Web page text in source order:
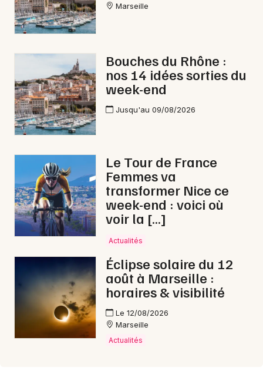
Marseille
Bouches du Rhône :
nos 14 idées sorties du
week-end
Jusqu'au 09/08/2026
Le Tour de France
Femmes va
transformer Nice ce
week-end : voici où
voir la […]
Actualités
Éclipse solaire du 12
août à Marseille :
horaires & visibilité
Le 12/08/2026
Marseille
Actualités